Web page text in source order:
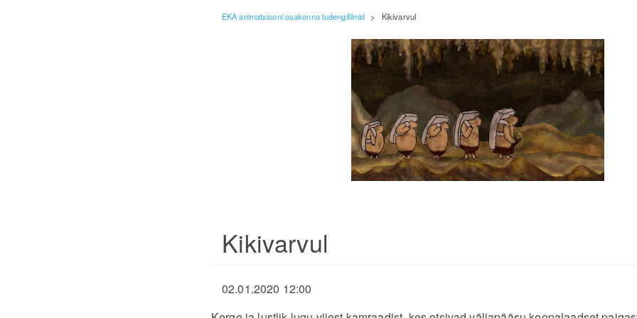
EKA animatsiooni osakonna tudengifilmid > Kikivarvul
Kikivarvul
02.01.2020 12:00